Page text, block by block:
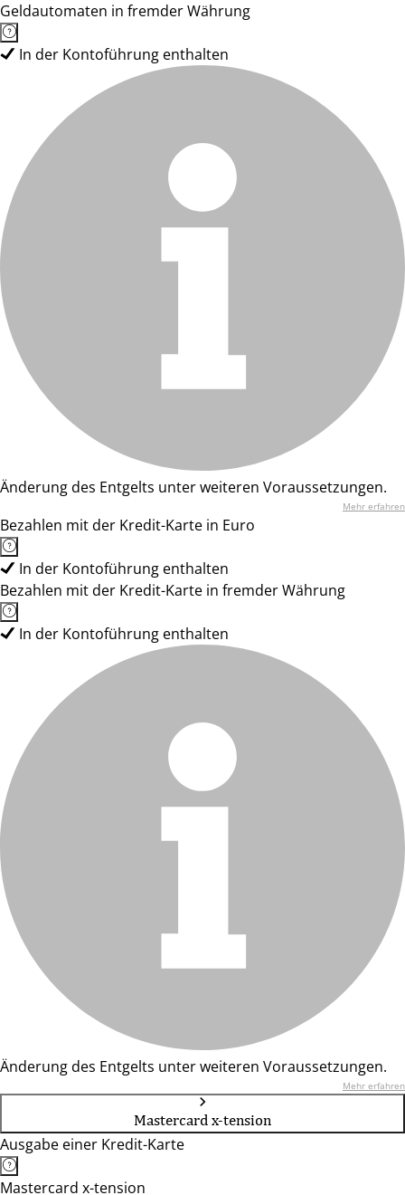
Geldautomaten in fremder Währung
In der Kontoführung enthalten
Änderung des Entgelts unter weiteren Voraussetzungen.
Mehr erfahren
Bezahlen mit der Kredit-Karte in Euro
In der Kontoführung enthalten
Bezahlen mit der Kredit-Karte in fremder Währung
In der Kontoführung enthalten
Änderung des Entgelts unter weiteren Voraussetzungen.
Mehr erfahren
Mastercard x-tension
Ausgabe einer Kredit-Karte
Mastercard x-tension